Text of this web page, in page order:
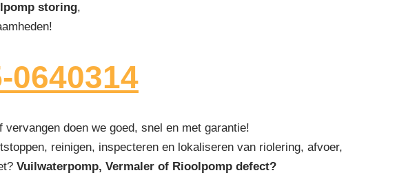
storing,
0640314
doen we goed, snel en met garantie!
reinigen, inspecteren en lokaliseren van riolering, afvoer,
Vuilwaterpomp, Vermaler of Rioolpomp defect?